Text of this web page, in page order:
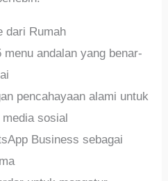
dari Rumah
menu andalan yang benar-
pencahayaan alami untuk
sosial
Business sebagai